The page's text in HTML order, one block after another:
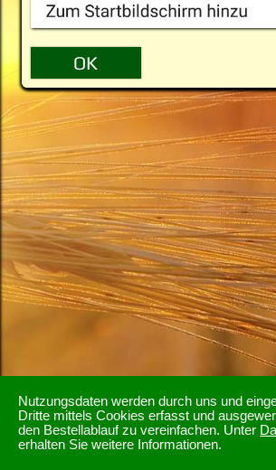
Nutzungsdaten werden durch uns und
Dritte mittels Cookies erfasst und
den Bestellablauf zu vereinfachen. Unter
erhalten Sie weitere Informationen.